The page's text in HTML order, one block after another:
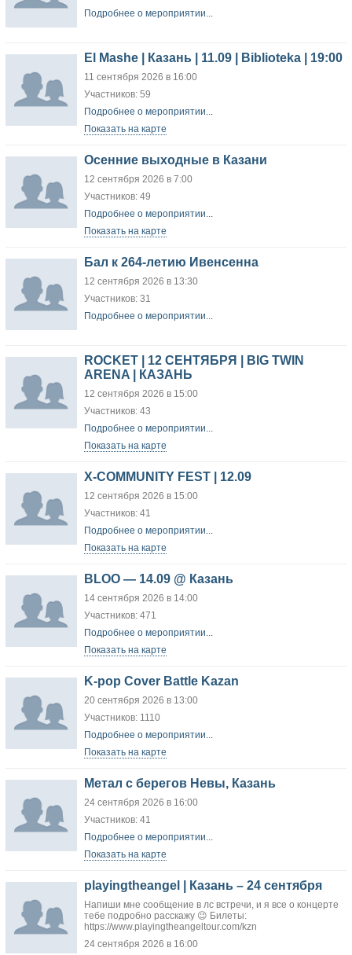
Подробнее о мероприятии...
El Mashe | Казань | 11.09 | Biblioteka | 19:00
11 сентября 2026 в 16:00
Участников: 59
Подробнее о мероприятии...
Показать на карте
Осенние выходные в Казани
12 сентября 2026 в 7:00
Участников: 49
Подробнее о мероприятии...
Показать на карте
Бал к 264-летию Ивенсенна
12 сентября 2026 в 13:30
Участников: 31
Подробнее о мероприятии...
ROCKET | 12 СЕНТЯБРЯ | BIG TWIN
ARENA | КАЗАНЬ
12 сентября 2026 в 15:00
Участников: 43
Подробнее о мероприятии...
Показать на карте
X-COMMUNITY FEST | 12.09
12 сентября 2026 в 15:00
Участников: 41
Подробнее о мероприятии...
Показать на карте
BLOO — 14.09 @ Казань
14 сентября 2026 в 14:00
Участников: 471
Подробнее о мероприятии...
Показать на карте
K-pop Cover Battle Kazan
20 сентября 2026 в 13:00
Участников: 1110
Подробнее о мероприятии...
Показать на карте
Метал с берегов Невы, Казань
24 сентября 2026 в 16:00
Участников: 41
Подробнее о мероприятии...
Показать на карте
playingtheangel | Казань – 24 сентября
Напиши мне сообщение в лс встречи, и я все о концерте
тебе подробно расскажу 😉 Билеты:
https://www.playingtheangeltour.com/kzn
24 сентября 2026 в 16:00